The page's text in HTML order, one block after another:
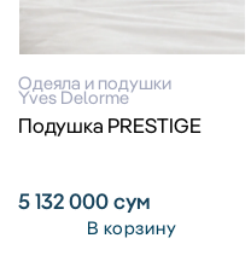
Одеяла и подушки
Yves Delorme
Подушка PRESTIGE
5 132 000сум
В корзину